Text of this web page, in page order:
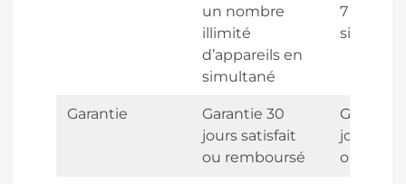
un nombre
illimité
d’appareils en
simultané
7
Garantie
Garantie 30
jours satisfait
ou remboursé
Garantie
jours
ou